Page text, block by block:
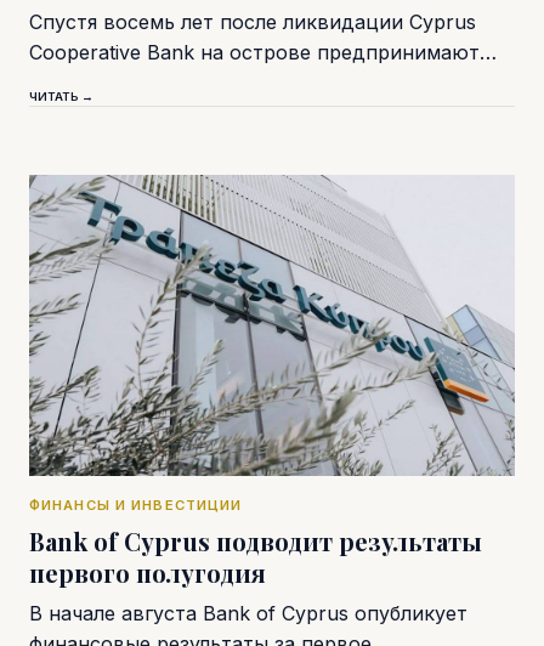
Спустя восемь лет после ликвидации Cyprus
Cooperative Bank на острове предпринимают…
ЧИТАТЬ →
ФИНАНСЫ И ИНВЕСТИЦИИ
Bank of Cyprus подводит результаты
первого полугодия
В начале августа Bank of Cyprus опубликует